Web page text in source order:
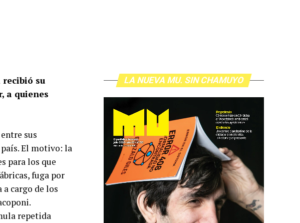
su
a quienes
sus
El motivo: la
para los que
fuga por
cargo de los
repetida
LA NUEVA MU. SIN CHAMUYO